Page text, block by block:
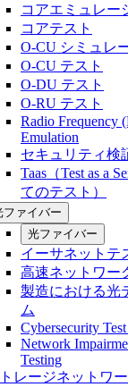
コアエミュレー
コアテスト
O-CU シミュレ
O-CU テスト
O-DU テスト
O-RU テスト
Radio Frequency
Emulation
セキュリティ検
Taas（Test as a
てのテスト）
ファイバー
光ファイバー
イーサネットテ
高速ネットワー
製造における光
ム
Cybersecurity
Network
Testing
レージネットワ